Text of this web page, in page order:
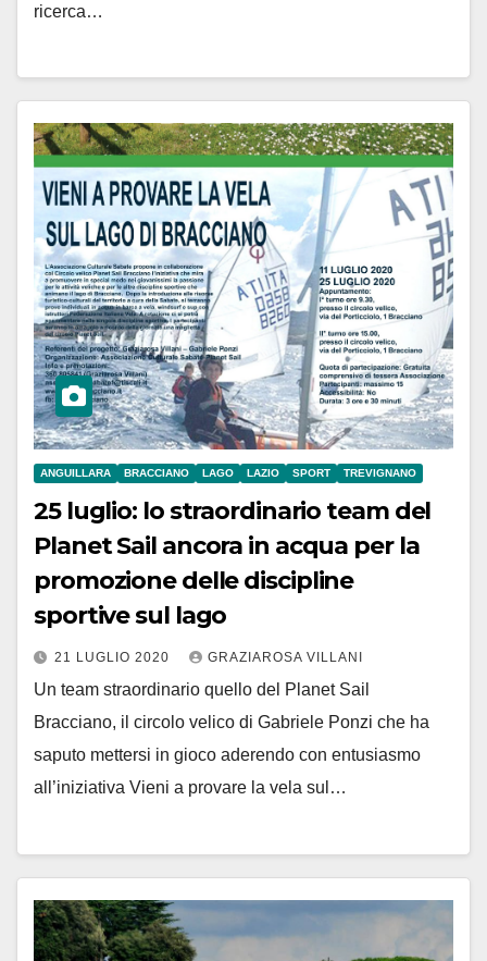
ricerca…
ANGUILLARA BRACCIANO LAGO LAZIO SPORT TREVIGNANO
25 luglio: lo straordinario team del
Planet Sail ancora in acqua per la
promozione delle discipline
sportive sul lago
21 LUGLIO 2020 GRAZIAROSA VILLANI
Un team straordinario quello del Planet Sail
Bracciano, il circolo velico di Gabriele Ponzi che ha
saputo mettersi in gioco aderendo con entusiasmo
all’iniziativa Vieni a provare la vela sul…